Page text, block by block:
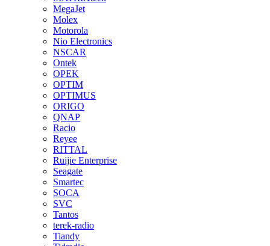
MegaJet
Molex
Motorola
Nio Electronics
NSCAR
Ontek
OPEK
OPTIM
OPTIMUS
ORIGO
QNAP
Racio
Reyee
RITTAL
Ruijie Enterprise
Seagate
Smartec
SOCA
SVC
Tantos
terek-radio
Tiandy